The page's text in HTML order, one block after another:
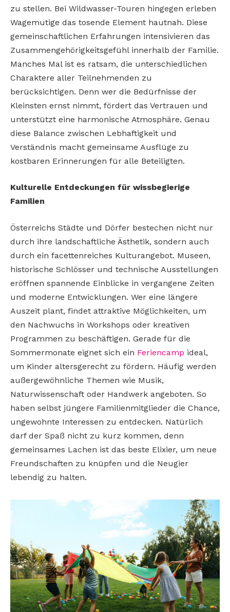
zu stellen. Bei Wildwasser-Touren hingegen erleben
Wagemutige das tosende Element hautnah. Diese
gemeinschaftlichen Erfahrungen intensivieren das
Zusammengehörigkeitsgefühl innerhalb der Familie.
Manches Mal ist es ratsam, die unterschiedlichen
Charaktere aller Teilnehmenden zu
berücksichtigen. Denn wer die Bedürfnisse der
Kleinsten ernst nimmt, fördert das Vertrauen und
unterstützt eine harmonische Atmosphäre. Genau
diese Balance zwischen Lebhaftigkeit und
Verständnis macht gemeinsame Ausflüge zu
kostbaren Erinnerungen für alle Beteiligten.
Kulturelle Entdeckungen für wissbegierige
Familien
Österreichs Städte und Dörfer bestechen nicht nur
durch ihre landschaftliche Ästhetik, sondern auch
durch ein facettenreiches Kulturangebot. Museen,
historische Schlösser und technische Ausstellungen
eröffnen spannende Einblicke in vergangene Zeiten
und moderne Entwicklungen. Wer eine längere
Auszeit plant, findet attraktive Möglichkeiten, um
den Nachwuchs in Workshops oder kreativen
Programmen zu beschäftigen. Gerade für die
Sommermonate eignet sich ein Feriencamp ideal,
um Kinder altersgerecht zu fördern. Häufig werden
außergewöhnliche Themen wie Musik,
Naturwissenschaft oder Handwerk angeboten. So
haben selbst jüngere Familienmitglieder die Chance,
ungewohnte Interessen zu entdecken. Natürlich
darf der Spaß nicht zu kurz kommen, denn
gemeinsames Lachen ist das beste Elixier, um neue
Freundschaften zu knüpfen und die Neugier
lebendig zu halten.